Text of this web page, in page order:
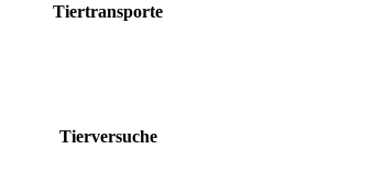
Tiertransporte
Tierversuche